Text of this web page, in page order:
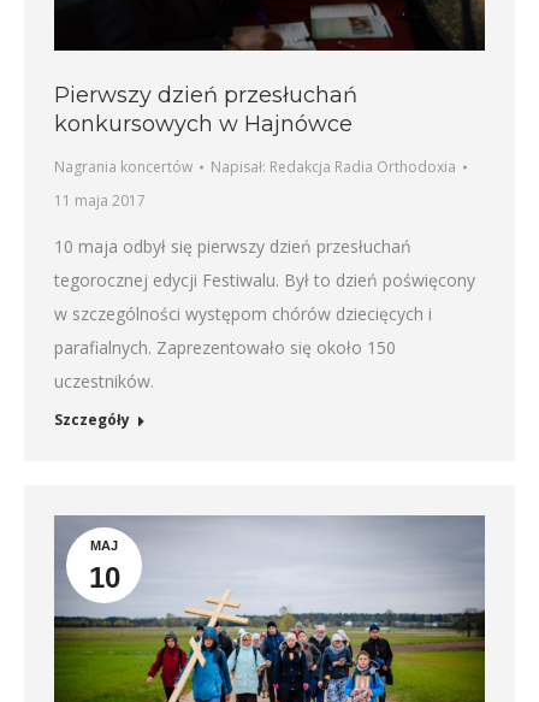
Pierwszy dzień przesłuchań
konkursowych w Hajnówce
Nagrania koncertów Napisał: Redakcja Radia Orthodoxia
11 maja 2017
10 maja odbył się pierwszy dzień przesłuchań
tegorocznej edycji Festiwalu. Był to dzień poświęcony
w szczególności występom chórów dziecięcych i
parafialnych. Zaprezentowało się około 150
uczestników.
Szczegóły
MAJ
10